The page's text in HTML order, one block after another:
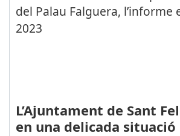
L’Ajuntament de Sant
en una delicada situació